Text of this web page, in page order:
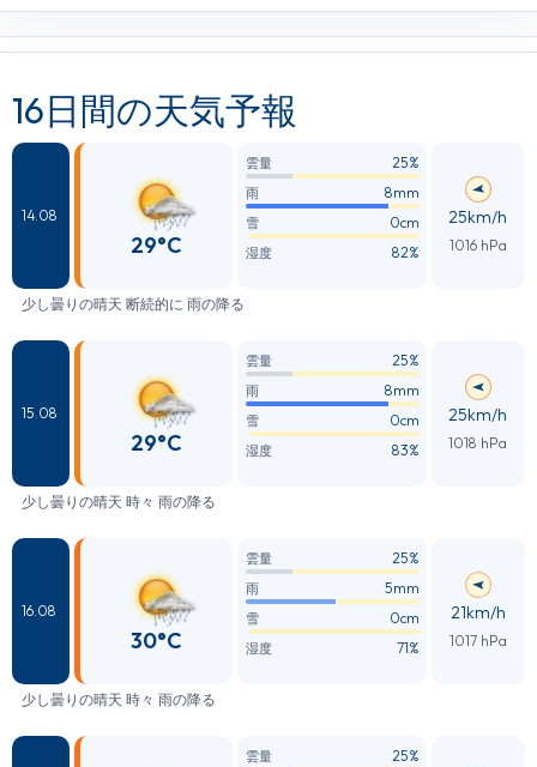
16日間の天気予報
14.08
29°C
雲量 25%
雨 8mm
雪 0cm
湿度 82%
25km/h
1016 hPa
少し曇りの晴天 断続的に 雨の降る
15.08
29°C
雲量 25%
雨 8mm
雪 0cm
湿度 83%
25km/h
1018 hPa
少し曇りの晴天 時々 雨の降る
16.08
30°C
雲量 25%
雨 5mm
雪 0cm
湿度 71%
21km/h
1017 hPa
少し曇りの晴天 時々 雨の降る
雲量 25%